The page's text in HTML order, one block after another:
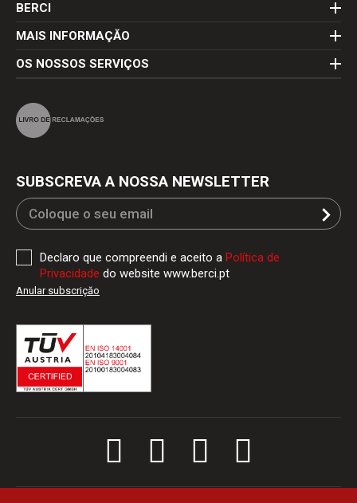
BERCI
MAIS INFORMAÇĂO
OS NOSSOS SERVIÇOS
SUBSCREVA A NOSSA NEWSLETTER
Declaro que compreendi e aceito a Política de
Privacidade do website www.berci.pt
Anular subscriçăo